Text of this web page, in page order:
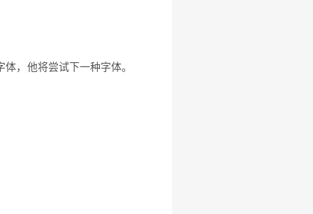
，他将尝试下一种字体。